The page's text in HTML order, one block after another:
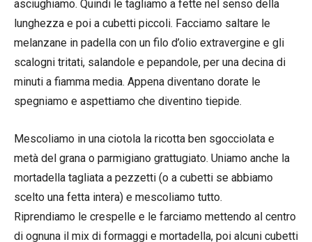
asciughiamo. Quindi le tagliamo a fette nel senso della
lunghezza e poi a cubetti piccoli. Facciamo saltare le
melanzane in padella con un filo d’olio extravergine e gli
scalogni tritati, salandole e pepandole, per una decina di
minuti a fiamma media. Appena diventano dorate le
spegniamo e aspettiamo che diventino tiepide.
Mescoliamo in una ciotola la ricotta ben sgocciolata e
metà del grana o parmigiano grattugiato. Uniamo anche la
mortadella tagliata a pezzetti (o a cubetti se abbiamo
scelto una fetta intera) e mescoliamo tutto.
Riprendiamo le crespelle e le farciamo mettendo al centro
di ognuna il mix di formaggi e mortadella, poi alcuni cubetti